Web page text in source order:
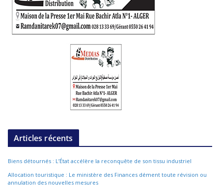
Articles récents
Biens détournés : L’État accélère la reconquête de son tissu industriel
Allocation touristique : Le ministère des Finances dément toute révision ou
annulation des nouvelles mesures